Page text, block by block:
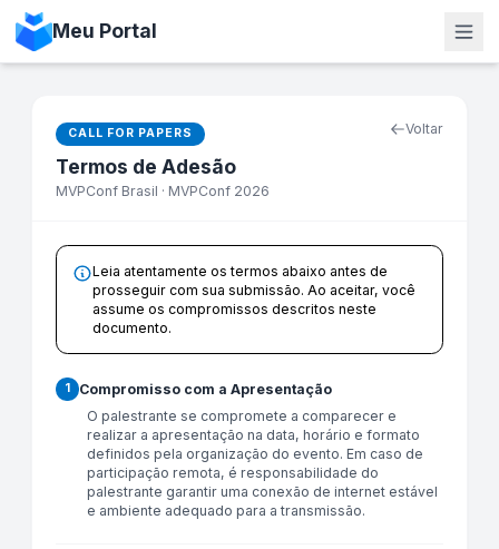
Meu Portal
CALL FOR PAPERS
Termos de Adesão
MVPConf Brasil · MVPConf 2026
Voltar
Leia atentamente os termos abaixo antes de
prosseguir com sua submissão. Ao aceitar, você
assume os compromissos descritos neste
documento.
1
Compromisso com a Apresentação
O palestrante se compromete a comparecer e
realizar a apresentação na data, horário e formato
definidos pela organização do evento. Em caso de
participação remota, é responsabilidade do
palestrante garantir uma conexão de internet estável
e ambiente adequado para a transmissão.